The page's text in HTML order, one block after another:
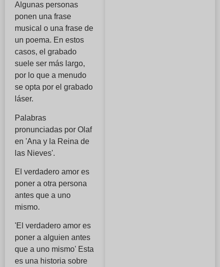
Algunas personas
ponen una frase
musical o una frase de
un poema. En estos
casos, el grabado
suele ser más largo,
por lo que a menudo
se opta por el grabado
láser.
Palabras
pronunciadas por Olaf
en 'Ana y la Reina de
las Nieves'.
El verdadero amor es
poner a otra persona
antes que a uno
mismo.
'El verdadero amor es
poner a alguien antes
que a uno mismo' Esta
es una historia sobre